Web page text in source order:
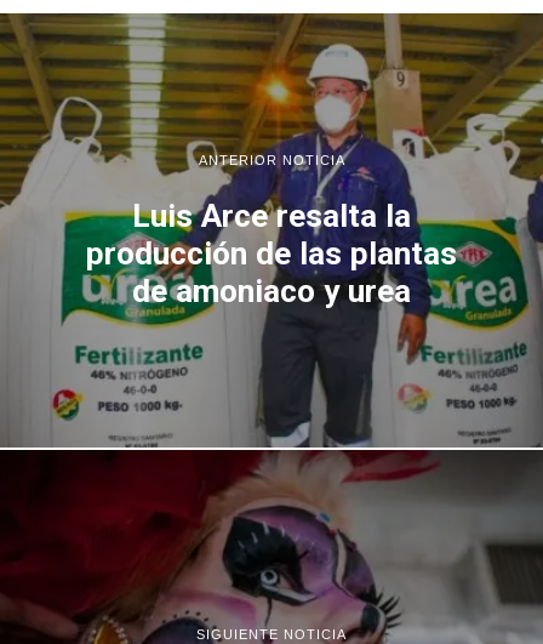
ANTERIOR NOTICIA
Luis Arce resalta la
producción de las plantas
de amoniaco y urea
SIGUIENTE NOTICIA